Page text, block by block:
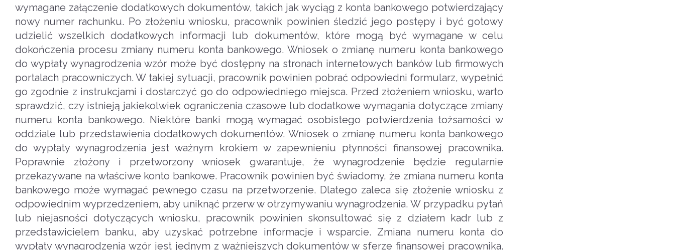
wymagane załączenie dodatkowych dokumentów, takich jak wyciąg z konta bankowego potwierdzający
nowy numer rachunku. Po złożeniu wniosku, pracownik powinien śledzić jego postępy i być gotowy
udzielić wszelkich dodatkowych informacji lub dokumentów, które mogą być wymagane w celu
dokończenia procesu zmiany numeru konta bankowego. Wniosek o zmianę numeru konta bankowego
do wypłaty wynagrodzenia wzór może być dostępny na stronach internetowych banków lub firmowych
portalach pracowniczych. W takiej sytuacji, pracownik powinien pobrać odpowiedni formularz, wypełnić
go zgodnie z instrukcjami i dostarczyć go do odpowiedniego miejsca. Przed złożeniem wniosku, warto
sprawdzić, czy istnieją jakiekolwiek ograniczenia czasowe lub dodatkowe wymagania dotyczące zmiany
numeru konta bankowego. Niektóre banki mogą wymagać osobistego potwierdzenia tożsamości w
oddziale lub przedstawienia dodatkowych dokumentów. Wniosek o zmianę numeru konta bankowego
do wypłaty wynagrodzenia jest ważnym krokiem w zapewnieniu płynności finansowej pracownika.
Poprawnie złożony i przetworzony wniosek gwarantuje, że wynagrodzenie będzie regularnie
przekazywane na właściwe konto bankowe. Pracownik powinien być świadomy, że zmiana numeru konta
bankowego może wymagać pewnego czasu na przetworzenie. Dlatego zaleca się złożenie wniosku z
odpowiednim wyprzedzeniem, aby uniknąć przerw w otrzymywaniu wynagrodzenia. W przypadku pytań
lub niejasności dotyczących wniosku, pracownik powinien skonsultować się z działem kadr lub z
przedstawicielem banku, aby uzyskać potrzebne informacje i wsparcie. Zmiana numeru konta do
wypłaty wynagrodzenia wzór jest jednym z ważniejszych dokumentów w sferze finansowej pracownika.